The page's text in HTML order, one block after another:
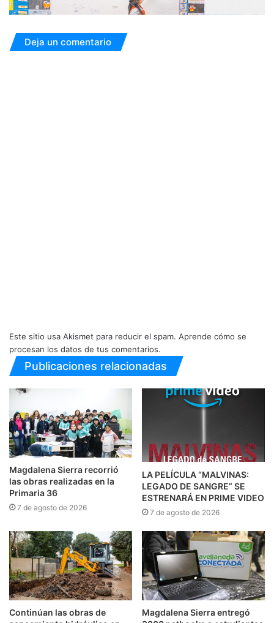
Deja un comentario
Este sitio usa Akismet para reducir el spam. Aprende cómo se
procesan los datos de tus comentarios.
Publicaciones relacionadas
Magdalena Sierra recorrió
las obras realizadas en la
Primaria 36
7 de agosto de 2026
LA PELÍCULA “MALVINAS:
LEGADO DE SANGRE” SE
ESTRENARÁ EN PRIME VIDEO
7 de agosto de 2026
Continúan las obras de
Magdalena Sierra entregó